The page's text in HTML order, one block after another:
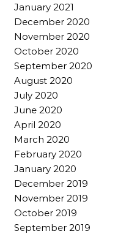
January 2021
December 2020
November 2020
October 2020
September 2020
August 2020
July 2020
June 2020
April 2020
March 2020
February 2020
January 2020
December 2019
November 2019
October 2019
September 2019